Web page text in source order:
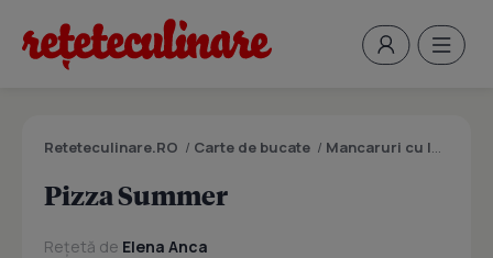
Reteteculinare.RO / Carte de bucate / Mancaruri cu legume si zarzavaturi
Pizza Summer
Rețetă de Elena Anca